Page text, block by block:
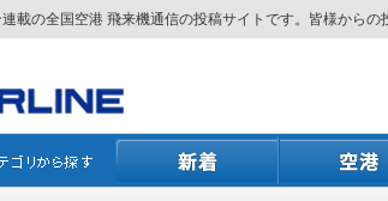
載の全国空港 飛来機通信の投稿サイトです。皆様からの